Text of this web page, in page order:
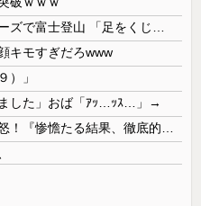
キモすぎだろwww
）」
した」おば「ｱｯ…ｯｽ…」→